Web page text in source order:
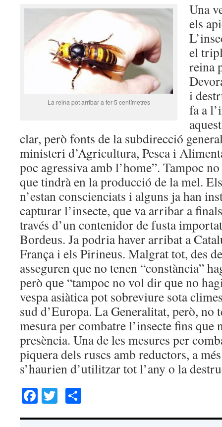
La reina pot arribar a fer 5 centímetres
Una
els
el
reina
i
fa a
clar, però fonts de la subdirecció
ministeri d’Agricultura, Pesca i
poc agressiva amb l’home”. Tampoc
que tindrà en la producció de la mel.
n’estan conscienciats i alguns ja han
capturar l’insecte, que va arribar a
través d’un contenidor de fusta
Bordeus. Ja podria haver arribat a
França i els Pirineus. Malgrat tot, des
asseguren que no tenen “constància”
però que “tampoc no vol dir que no
vespa asiàtica pot sobreviure sota
sud d’Europa. La Generalitat, però, no
mesura per combatre l’insecte fins que
presència. Una de les mesures per
piquera dels ruscs amb reductors, a
s’haurien d’utilitzar tot l’any o la
Facebook
Twitter